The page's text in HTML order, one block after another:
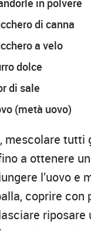
in polvere
di canna
a velo
dolce
di sale
(metà uovo)
mescolare tutti
a ottenere
l’uovo e
coprire con
riposare